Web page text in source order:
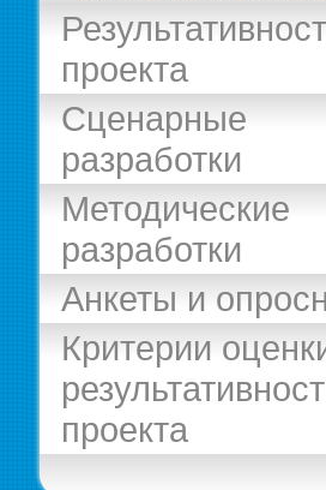
проекта
Сценарные
разработки
Методические
разработки
Анкеты и
Критерии
проекта